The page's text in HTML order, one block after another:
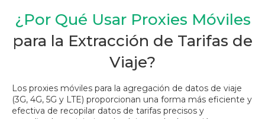
¿Por Qué Usar Proxies Móviles
para la Extracción de Tarifas de
Viaje?
Los proxies móviles para la agregación de datos de viaje
(3G, 4G, 5G y LTE) proporcionan una forma más eficiente y
efectiva de recopilar datos de tarifas precisos y